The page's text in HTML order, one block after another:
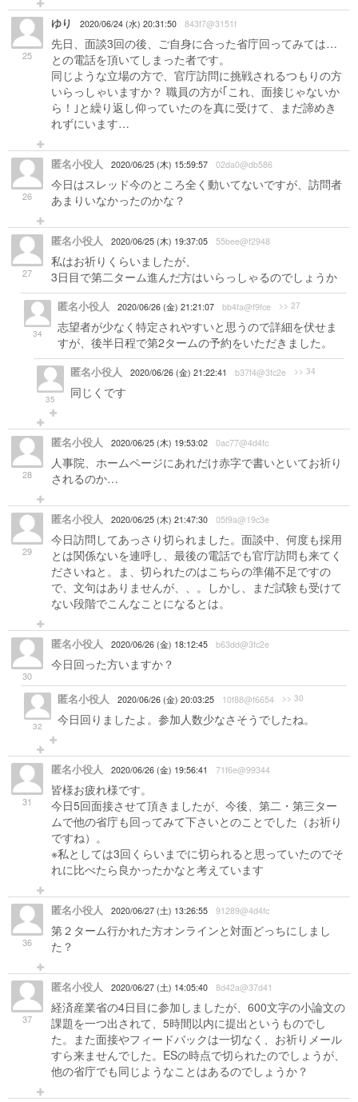
25
ゆり 2020/06/24 (水) 20:31:50 843f7@3151f
先日、面談3回の後、ご自身に合った省庁回ってみては…
との電話を頂いてしまった者です。
同じような立場の方で、官庁訪問に挑戦されるつもりの方
いらっしゃいますか？ 職員の方が｢これ、面接じゃないか
ら！｣と繰り返し仰っていたのを真に受けて、まだ諦めき
れずにいます…
26
匿名小役人 2020/06/25 (木) 15:59:57 02da0@db586
今日はスレッド今のところ全く動いてないですが、訪問者
あまりいなかったのかな？
27
匿名小役人 2020/06/25 (木) 19:37:05 55bee@f2948
私はお祈りくらいましたが、
3日目で第二ターム進んだ方はいらっしゃるのでしょうか
34
匿名小役人 2020/06/26 (金) 21:21:07 bb4fa@f9fce >> 27
志望者が少なく特定されやすいと思うので詳細を伏せま
すが、後半日程で第2タームの予約をいただきました。
35
匿名小役人 2020/06/26 (金) 21:22:41 b37f4@3fc2e >> 34
同じくです
28
匿名小役人 2020/06/25 (木) 19:53:02 0ac77@4d4fc
人事院、ホームページにあれだけ赤字で書いといてお祈り
されるのか…
29
匿名小役人 2020/06/25 (木) 21:47:30 05f9a@19c3e
今日訪問してあっさり切られました。面談中、何度も採用
とは関係ないを連呼し、最後の電話でも官庁訪問も来てく
ださいねと。ま、切られたのはこちらの準備不足ですの
で、文句はありませんが、、。しかし、まだ試験も受けて
ない段階でこんなことになるとは。
30
匿名小役人 2020/06/26 (金) 18:12:45 b63dd@3fc2e
今日回った方いますか？
32
匿名小役人 2020/06/26 (金) 20:03:25 10f88@f6654 >> 30
今日回りましたよ。参加人数少なさそうでしたね。
31
匿名小役人 2020/06/26 (金) 19:56:41 71f6e@99344
皆様お疲れ様です。
今日5回面接させて頂きましたが、今後、第二・第三ター
ムで他の省庁も回ってみて下さいとのことでした（お祈り
ですね）。
※私としては3回くらいまでに切られると思っていたのでそ
れに比べたら良かったかなと考えています
36
匿名小役人 2020/06/27 (土) 13:26:55 91289@4d4fc
第２ターム行かれた方オンラインと対面どっちにしまし
た？
37
匿名小役人 2020/06/27 (土) 14:05:40 8d42a@37d41
経済産業省の4日目に参加しましたが、600文字の小論文の
課題を一つ出されて、5時間以内に提出というものでし
た。また面接やフィードバックは一切なく、お祈りメール
すら来ませんでした。ESの時点で切られたのでしょうが、
他の省庁でも同じようなことはあるのでしょうか？